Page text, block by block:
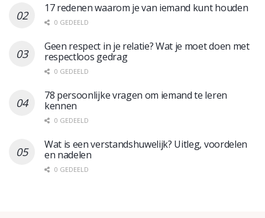
17 redenen waarom je van iemand kunt houden
0 GEDEELD
Geen respect in je relatie? Wat je moet doen met
respectloos gedrag
0 GEDEELD
78 persoonlijke vragen om iemand te leren
kennen
0 GEDEELD
Wat is een verstandshuwelijk? Uitleg, voordelen
en nadelen
0 GEDEELD